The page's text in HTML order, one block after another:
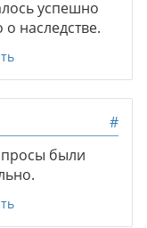
успешно
наследстве.
#
были